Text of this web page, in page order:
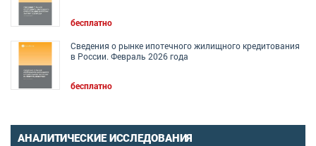
бесплатно
Сведения о рынке ипотечного жилищного кредитования
в России. Февраль 2026 года
бесплатно
АНАЛИТИЧЕСКИЕ ИССЛЕДОВАНИЯ